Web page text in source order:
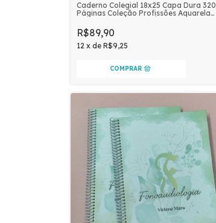
Caderno Colegial 18x25 Capa Dura 320
Páginas Coleção Profissões Aquarela
R$89,90
12 x de R$9,25